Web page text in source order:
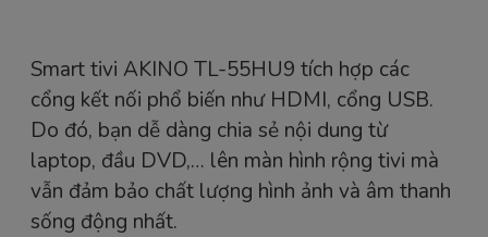
Smart tivi AKINO TL-55HU9 tích hợp các
cổng kết nối phổ biến như HDMI, cổng USB.
Do đó, bạn dễ dàng chia sẻ nội dung từ
laptop, đầu DVD,… lên màn hình rộng tivi mà
vẫn đảm bảo chất lượng hình ảnh và âm thanh
sống động nhất.